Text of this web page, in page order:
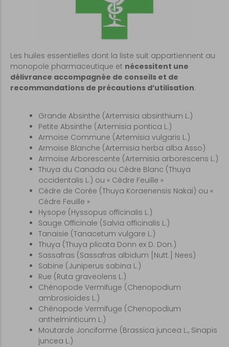
Les huiles essentielles dont la liste suit appartiennent au
monopole pharmaceutique et nécessitent une
délivrance accompagnée de conseils et de
recommandations de précautions d’utilisation:
Grande Absinthe (Artemisia absinthium L.)
Petite Absinthe (Artemisia pontica L.)
Armoise Commune (Artemisia vulgaris L.)
Armoise Blanche (Artemisia herba alba Asso)
Armoise Arborescente (Artemisia arborescens L.)
Thuya du Canada ou Cèdre Blanc (Thuya
occidentalis L.) ou « Cèdre Feuille »
Cèdre de Corée (Thuya Koraenensis Nakai) ou «
Cèdre Feuille »
Hysope (Hyssopus officinalis L.)
Sauge Officinale (Salvia officinalis L.)
Tanaisie (Tanacetum vulgare L.)
Thuya (Thuya plicata Donn ex D. Don.)
Sassafras (Sassafras albidum [Nutt.] Nees)
Sabine (Juniperus sabina L.)
Rue (Ruta graveolens L.)
Chénopode Vermifuge (Chenopodium
ambrosioides L.)
Chénopode Vermifuge (Chenopodium
anthelminticum L.)
Moutarde Jonciforme (Brassica juncea L., Sinapis
juncea L.)